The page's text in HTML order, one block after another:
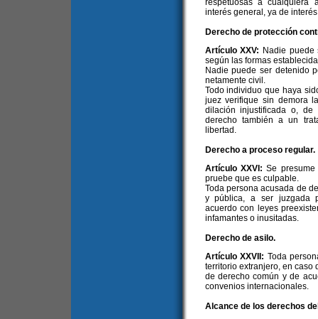
respetuosas a cualquiera
interés general, ya de
Derecho de protección
Artículo XXV: Nadie
según las formas
Nadie puede ser detenido
netamente civil.
Todo individuo que haya
juez verifique sin demora
dilación injustificada o,
derecho también a un
libertad.
Derecho a proceso regular.
Artículo XXVI:Se
pruebe que es culpable.
Toda persona acusada de
y pública, a ser juzgada
acuerdo con leyes
infamantes o inusitadas.
Derecho de asilo.
Artículo XXVII: Toda
territorio extranjero, en caso
de derecho común y de
convenios internacionales.
Alcance de los derechos